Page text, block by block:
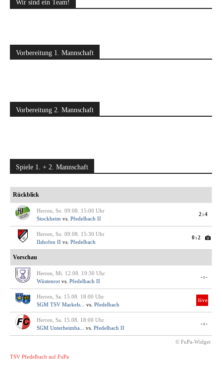
Wir sind ein Team!
Vorbereitung 1. Mannschaft
Vorbereitung 2. Mannschaft
Spiele 1. + 2. Mannschaft
Rückblick
Herren, So. 09.08. 15:00 Uhr
Stockheim vs. Pfedelbach II
2:4
Herren, So. 09.08. 15:30 Uhr
Ilshofen II vs. Pfedelbach
0:2
Vorschau
Herren, Mi. 12.08. 19:30 Uhr
Wüstenrot vs. Pfedelbach II
-:-
Herren, Sa. 15.08. 18:00 Uhr
SGM TSV Markels...
vs. Pfedelbach
live
Herren, Sa. 15.08. 18:00 Uhr
SGM Unterheimba...
vs. Pfedelbach II
-:-
© FuPa-Widget
TSV Pfedelbach auf FuPa